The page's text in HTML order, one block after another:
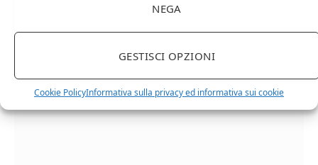
NEGA
GESTISCI OPZIONI
Cookie PolicyInformativa sulla privacy ed informativa sui cookie
Chanson Pere & Fils – Chassagne Montrachet
(box 3 x 0,75l) Mr. Vino bianco